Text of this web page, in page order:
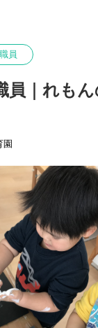
員
員｜れも
園